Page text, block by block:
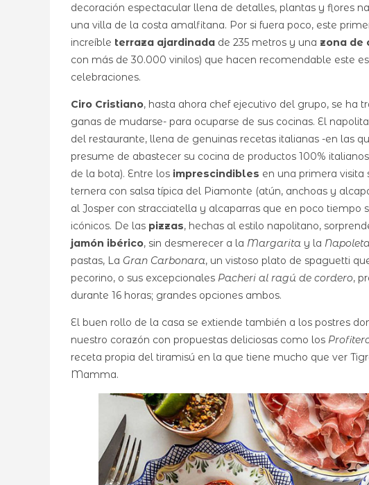
decoración espectacular llena de detalles, plantas y flores
una villa de la costa amalfitana. Por si fuera poco, este
increíble terraza ajardinada de 235 metros y una zona de
con más de 30.000 vinilos) que hacen recomendable este
celebraciones.
Ciro Cristiano, hasta ahora chef ejecutivo del grupo, se ha
ganas de mudarse- para ocuparse de sus cocinas. El
del restaurante, llena de genuinas recetas italianas -en las
presume de abastecer su cocina de productos 100%
de la bota). Entre los imprescindibles en una primera visita
ternera con salsa típica del Piamonte (atún, anchoas y
al Josper con stracciatella y alcaparras que en poco tiempo
icónicos. De las pizzas, hechas al estilo napolitano,
jamón ibérico, sin desmerecer a la Margarita y la
pastas, La Gran Carbonara, un vistoso plato de spaguetti
pecorino, o sus excepcionales Pacheri al ragú de cordero,
durante 16 horas; grandes opciones ambos.
El buen rollo de la casa se extiende también a los postres
nuestro corazón con propuestas deliciosas como los
receta propia del tiramisú en la que tiene mucho que ver
Mamma.